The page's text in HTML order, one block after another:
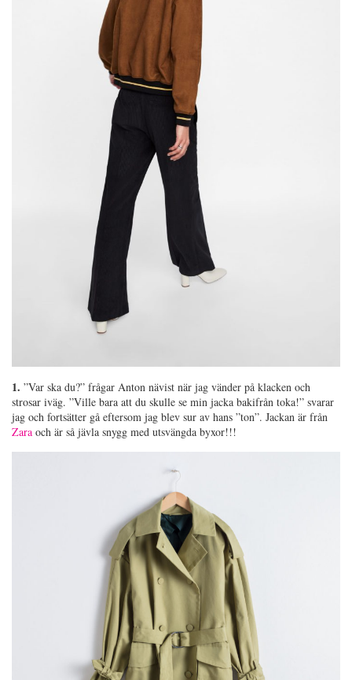
1. ”Var ska du?” frågar Anton nävist när jag vänder på klacken och
strosar iväg. ”Ville bara att du skulle se min jacka bakifrån toka!” svarar
jag och fortsätter gå eftersom jag blev sur av hans ”ton”. Jackan är från
Zara och är så jävla snygg med utsvängda byxor!!!